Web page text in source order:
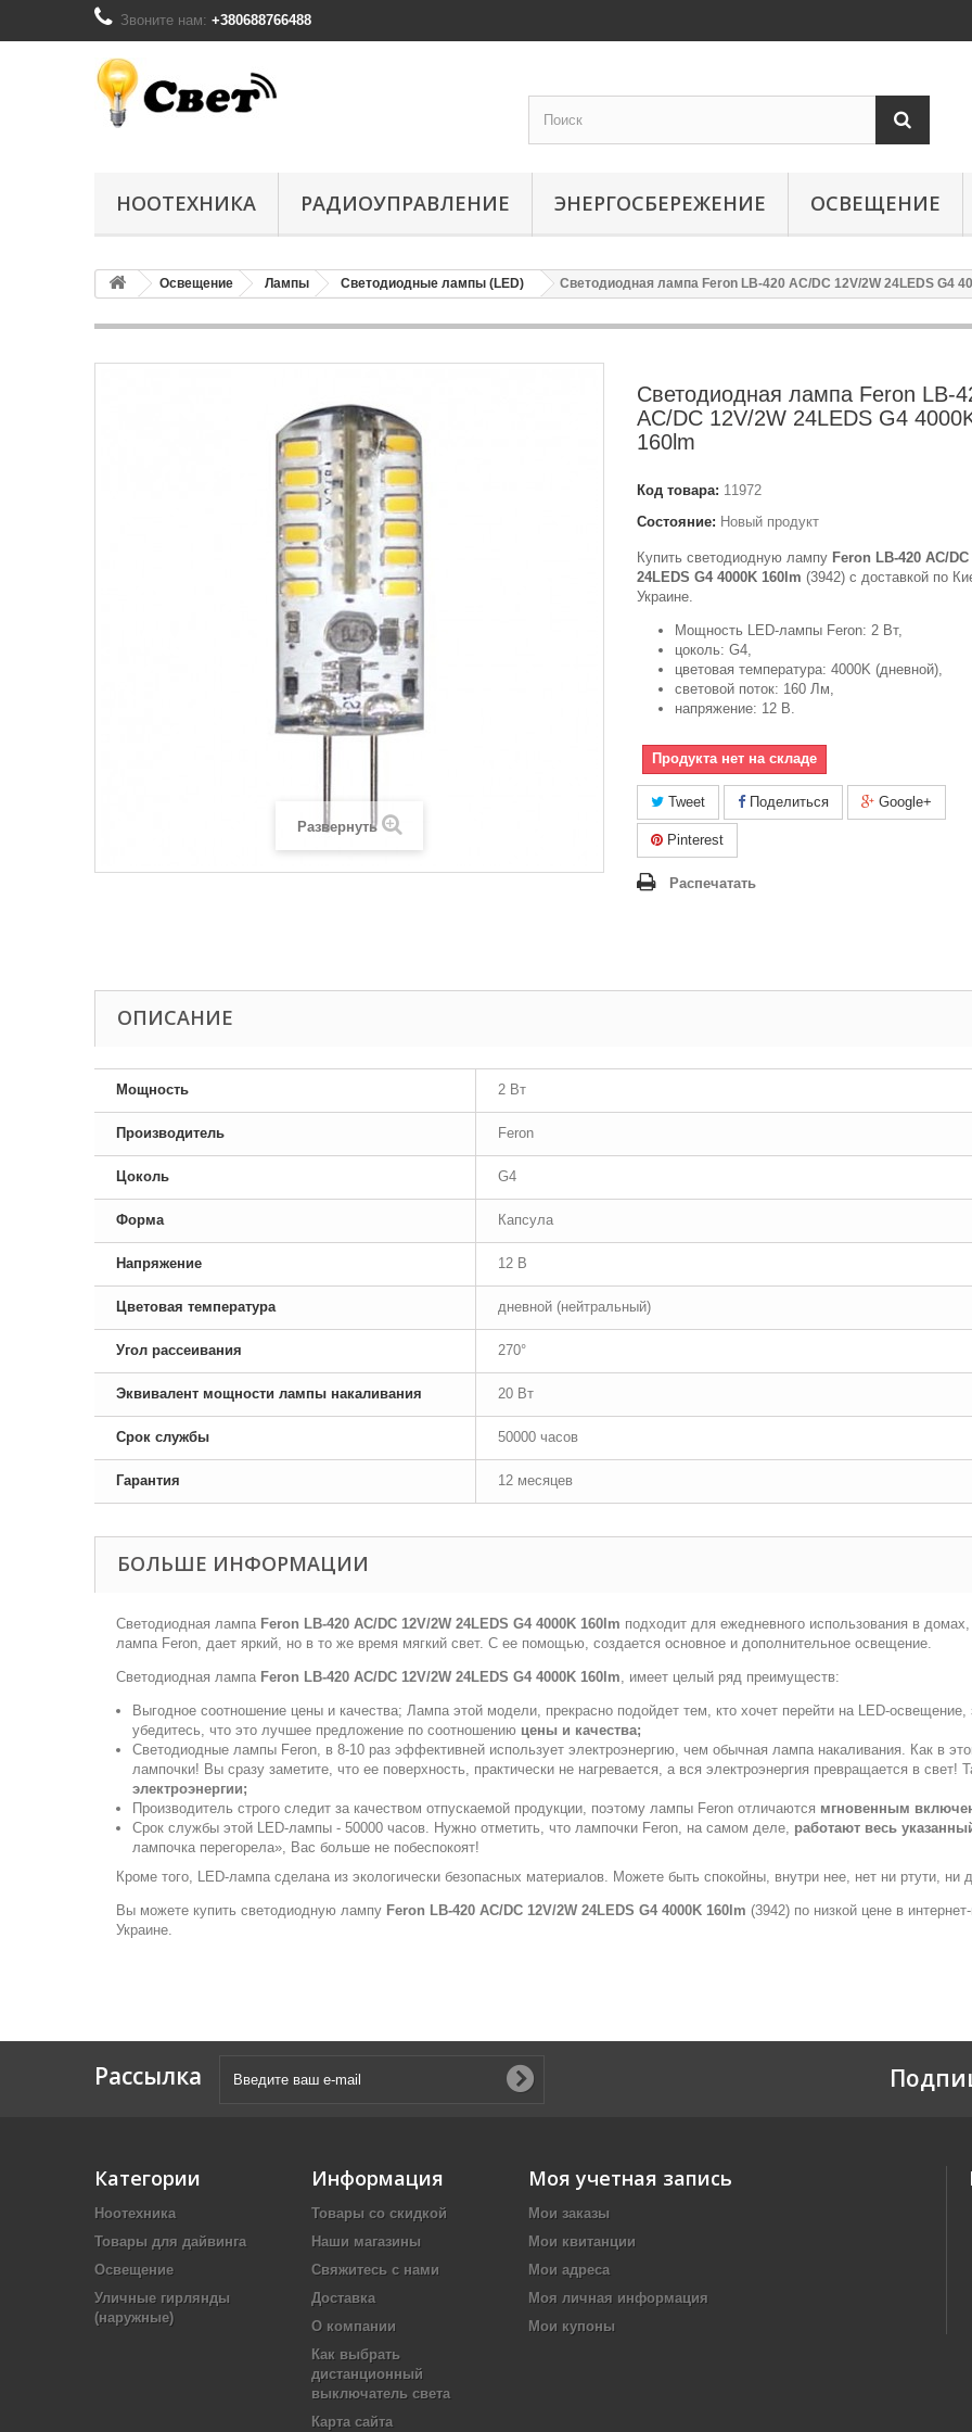
Звоните нам: +380688766488
НООТЕХНИКА РАДИОУПРАВЛЕНИЕ ЭНЕРГОСБЕРЕЖЕНИЕ ОСВЕЩЕНИЕ
Освещение Лампы Светодиодные лампы (LED) Светодиодная лампа Feron LB-420 AC/DC 12V/2W 24LEDS G4
Развернуть
Светодиодная лампа Feron LB-
AC/DC 12V/2W 24LEDS G4
160lm
Код товара: 11972
Состояние: Новый продукт
Купить светодиодную лампу Feron LB-420 AC/
24LEDS G4 4000K 160lm (3942) с доставкой по
Украине.
Мощность LED-лампы Feron: 2 Вт,
цоколь: G4,
цветовая температура: 4000K (дневной),
световой поток: 160 Лм,
напряжение: 12 В.
Продукта нет на складе
Tweet Поделиться Google+
Pinterest
Распечатать
ОПИСАНИЕ
Мощность 2 Вт
Производитель Feron
Цоколь G4
Форма Капсула
Напряжение 12 В
Цветовая температура дневной (нейтральный)
Угол рассеивания 270°
Эквивалент мощности лампы накаливания 20 Вт
Срок службы 50000 часов
Гарантия 12 месяцев
БОЛЬШЕ ИНФОРМАЦИИ
Светодиодная лампа Feron LB-420 AC/DC 12V/2W 24LEDS G4 4000K 160lm подходит для ежедневного использования в
лампа Feron, дает яркий, но в то же время мягкий свет. С ее помощью, создается основное и дополнительное освещение.
Светодиодная лампа Feron LB-420 AC/DC 12V/2W 24LEDS G4 4000K 160lm, имеет целый ряд преимуществ:
Выгодное соотношение цены и качества; Лампа этой модели, прекрасно подойдет тем, кто хочет перейти на LED-
убедитесь, что это лучшее предложение по соотношению цены и качества;
Светодиодные лампы Feron, в 8-10 раз эффективней использует электроэнергию, чем обычная лампа накаливания. Как в
лампочки! Вы сразу заметите, что ее поверхность, практически не нагревается, а вся электроэнергия превращается в
электроэнергии;
Производитель строго следит за качеством отпускаемой продукции, поэтому лампы Feron отличаются мгновенным
Срок службы этой LED-лампы - 50000 часов. Нужно отметить, что лампочки Feron, на самом деле, работают весь
лампочка перегорела», Вас больше не побеспокоят!
Кроме того, LED-лампа сделана из экологически безопасных материалов. Можете быть спокойны, внутри нее, нет ни ртути, ни
Вы можете купить светодиодную лампу Feron LB-420 AC/DC 12V/2W 24LEDS G4 4000K 160lm (3942) по низкой цене в
Украине.
Рассылка
Категории
Ноотехника
Товары для дайвинга
Освещение
Уличные гирлянды
(наружные)
Информация
Товары со скидкой
Наши магазины
Свяжитесь с нами
Доставка
О компании
Как выбрать
дистанционный
выключатель света
Карта сайта
Моя учетная запись
Мои заказы
Мои квитанции
Мои адреса
Моя личная информация
Мои купоны